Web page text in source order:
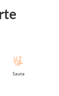
Sauna